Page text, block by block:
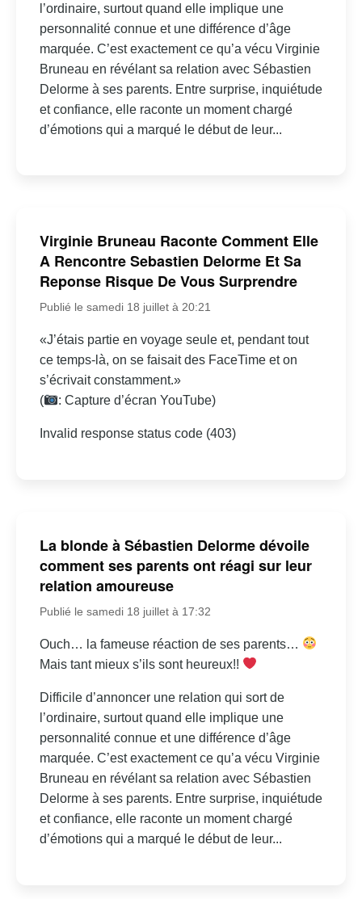
l’ordinaire, surtout quand elle implique une
personnalité connue et une différence d’âge
marquée. C’est exactement ce qu’a vécu Virginie
Bruneau en révélant sa relation avec Sébastien
Delorme à ses parents. Entre surprise, inquiétude
et confiance, elle raconte un moment chargé
d’émotions qui a marqué le début de leur...
Virginie Bruneau Raconte Comment Elle
A Rencontre Sebastien Delorme Et Sa
Reponse Risque De Vous Surprendre
Publié le samedi 18 juillet à 20:21
«J’étais partie en voyage seule et, pendant tout
ce temps-là, on se faisait des FaceTime et on
s’écrivait constamment.»
(
: Capture d’écran YouTube)
Invalid response status code (403)
La blonde à Sébastien Delorme dévoile
comment ses parents ont réagi sur leur
relation amoureuse
Publié le samedi 18 juillet à 17:32
Ouch… la fameuse réaction de ses parents…
Mais tant mieux s’ils sont heureux!!
Difficile d’annoncer une relation qui sort de
l’ordinaire, surtout quand elle implique une
personnalité connue et une différence d’âge
marquée. C’est exactement ce qu’a vécu Virginie
Bruneau en révélant sa relation avec Sébastien
Delorme à ses parents. Entre surprise, inquiétude
et confiance, elle raconte un moment chargé
d’émotions qui a marqué le début de leur...